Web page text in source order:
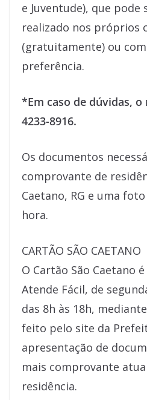
e Juventude), que pode
realizado nos próprios
(gratuitamente) ou
preferência.
*Em caso de dúvidas, o
4233-8916.
Os documentos
comprovante de
Caetano, RG e uma
hora.
CARTÃO SÃO CAETANO
O Cartão São Caetano
Atende Fácil, de
das 8h às 18h,
feito pelo site da
apresentação de
mais comprovante
residência.